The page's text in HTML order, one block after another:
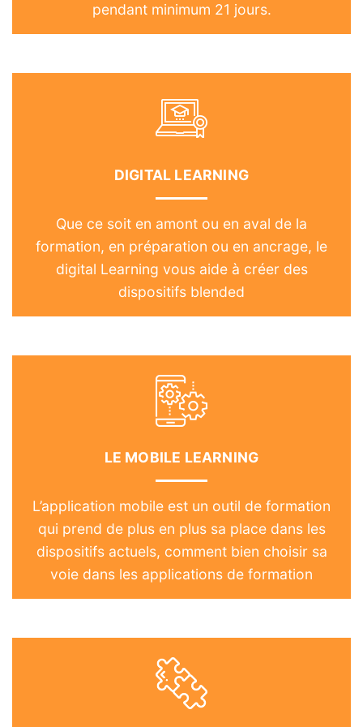
pendant minimum 21 jours.
DIGITAL LEARNING
Que ce soit en amont ou en aval de la
formation, en préparation ou en ancrage, le
digital Learning vous aide à créer des
dispositifs blended
LE MOBILE LEARNING
L’application mobile est un outil de formation
qui prend de plus en plus sa place dans les
dispositifs actuels, comment bien choisir sa
voie dans les applications de formation